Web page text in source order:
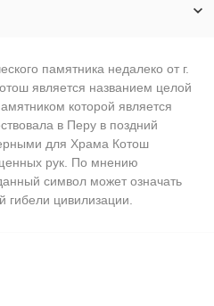
памятника недалеко от г.
является названием целой
которой является
в Перу в поздний
для Храма Котош
рук. По мнению
символ может означать
цивилизации.